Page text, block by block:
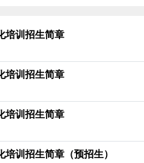
培训招生简章
培训招生简章
培训招生简章
训招生简章（预招生）